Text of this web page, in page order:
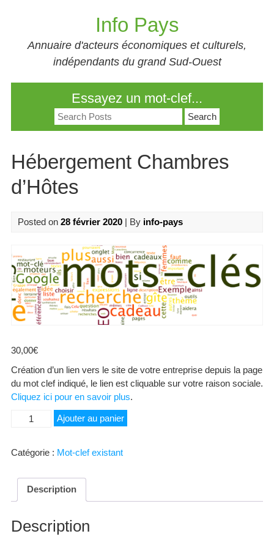
Info Pays
Annuaire d'acteurs économiques et culturels,
indépendants du grand Sud-Ouest
Essayez un mot-clef...
Search
for:
Hébergement Chambres
d’Hôtes
Posted on 28 février 2020| By info-pays
30,00€
Création d’un lien vers le site de votre entreprise depuis la page
du mot clef indiqué, le lien est cliquable sur votre raison sociale.
Cliquez ici pour en savoir plus.
quantité
Chambres
Ajouter au panier
Catégorie : Mot-clef existant
Description
Description